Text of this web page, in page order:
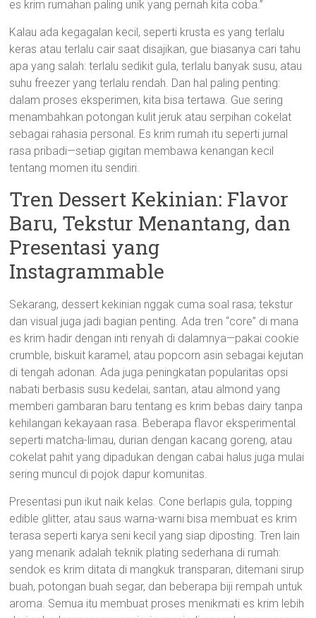
es krim rumahan paling unik yang pernah kita coba.”
Kalau ada kegagalan kecil, seperti krusta es yang terlalu
keras atau terlalu cair saat disajikan, gue biasanya cari tahu
apa yang salah: terlalu sedikit gula, terlalu banyak susu, atau
suhu freezer yang terlalu rendah. Dan hal paling penting:
dalam proses eksperimen, kita bisa tertawa. Gue sering
menambahkan potongan kulit jeruk atau serpihan cokelat
sebagai rahasia personal. Es krim rumah itu seperti jurnal
rasa pribadi—setiap gigitan membawa kenangan kecil
tentang momen itu sendiri.
Tren Dessert Kekinian: Flavor
Baru, Tekstur Menantang, dan
Presentasi yang
Instagrammable
Sekarang, dessert kekinian nggak cuma soal rasa; tekstur
dan visual juga jadi bagian penting. Ada tren “core” di mana
es krim hadir dengan inti renyah di dalamnya—pakai cookie
crumble, biskuit karamel, atau popcorn asin sebagai kejutan
di tengah adonan. Ada juga peningkatan popularitas opsi
nabati berbasis susu kedelai, santan, atau almond yang
memberi gambaran baru tentang es krim bebas dairy tanpa
kehilangan kekayaan rasa. Beberapa flavor eksperimental
seperti matcha-limau, durian dengan kacang goreng, atau
cokelat pahit yang dipadukan dengan cabai halus juga mulai
sering muncul di pojok dapur komunitas.
Presentasi pun ikut naik kelas. Cone berlapis gula, topping
edible glitter, atau saus warna-warni bisa membuat es krim
terasa seperti karya seni kecil yang siap diposting. Tren lain
yang menarik adalah teknik plating sederhana di rumah:
sendok es krim ditata di mangkuk transparan, ditemani sirup
buah, potongan buah segar, dan beberapa biji rempah untuk
aroma. Semua itu membuat proses menikmati es krim lebih